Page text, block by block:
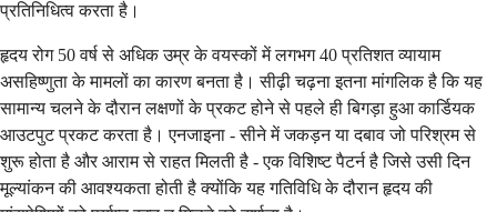
प्रतिनिधित्व करता है।
हृदय रोग 50 वर्ष से अधिक उम्र के वयस्कों में लगभग 40 प्रतिशत व्यायाम
असहिष्णुता के मामलों का कारण बनता है। सीढ़ी चढ़ना इतना मांगलिक है कि यह
सामान्य चलने के दौरान लक्षणों के प्रकट होने से पहले ही बिगड़ा हुआ कार्डियक
आउटपुट प्रकट करता है। एनजाइना - सीने में जकड़न या दबाव जो परिश्रम से
शुरू होता है और आराम से राहत मिलती है - एक विशिष्ट पैटर्न है जिसे उसी दिन
मूल्यांकन की आवश्यकता होती है क्योंकि यह गतिविधि के दौरान हृदय की